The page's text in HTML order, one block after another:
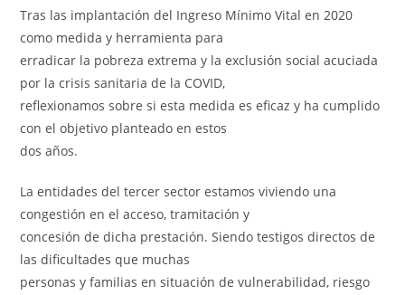
Tras las implantación del Ingreso Mínimo Vital en 2020
como medida y herramienta para
erradicar la pobreza extrema y la exclusión social acuciada
por la crisis sanitaria de la COVID,
reflexionamos sobre si esta medida es eficaz y ha cumplido
con el objetivo planteado en estos
dos años.
La entidades del tercer sector estamos viviendo una
congestión en el acceso, tramitación y
concesión de dicha prestación. Siendo testigos directos de
las dificultades que muchas
personas y familias en situación de vulnerabilidad, riesgo